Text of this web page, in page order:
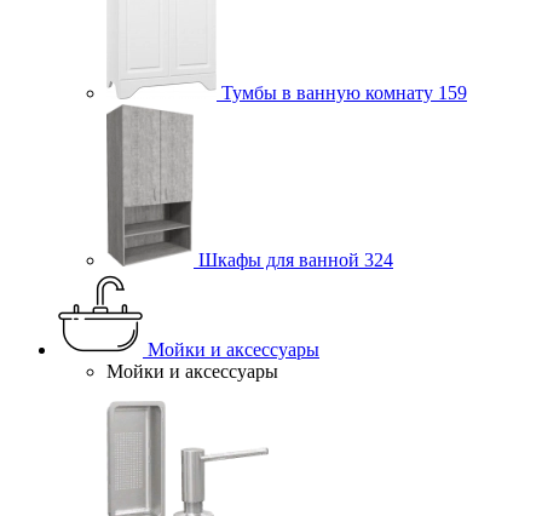
Тумбы в ванную комнату 159
Шкафы для ванной 324
Мойки и аксессуары
Мойки и аксессуары